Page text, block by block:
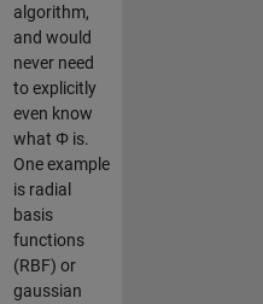
algorithm,
and would
never need
to explicitly
even know
what Φ is.
One example
is radial
basis
functions
(RBF) or
gaussian